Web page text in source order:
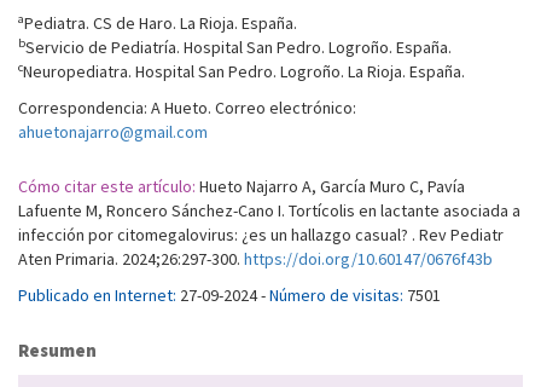
aPediatra. CS de Haro. La Rioja. España.
bServicio de Pediatría. Hospital San Pedro. Logroño. España.
cNeuropediatra. Hospital San Pedro. Logroño. La Rioja. España.
Correspondencia: A Hueto. Correo electrónico:
ahuetonajarro@gmail.com
Cómo citar este artículo: Hueto Najarro A, García Muro C, Pavía
Lafuente M, Roncero Sánchez-Cano I. Tortícolis en lactante asociada a
infección por citomegalovirus: ¿es un hallazgo casual? . Rev Pediatr
Aten Primaria. 2024;26:297-300. https://doi.org/10.60147/0676f43b
Publicado en Internet: 27-09-2024 -Número de visitas: 7501
Resumen